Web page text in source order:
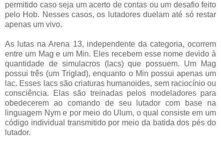
permitido caso seja um acerto de contas ou um desafio feito
pelo Hob. Nesses casos, os lutadores duelam até só restar
apenas um vivo.
As lutas na Arena 13, independente da categoria, ocorrem
entre um Mag e um Min. Eles recebem esse nome devido à
quantidade de simulacros (lacs) que possuem. Um Mag
possui três (um Triglad), enquanto o Min possui apenas um
lac. Esses lacs são criaturas humanoides, sem raciocínio ou
consciência. Elas são treinadas pelos modeladores para
obedecerem ao comando de seu lutador com base na
linguagem Nym e por meio do Ulum, o qual consiste em um
código individual transmitido por meio da batida dos pés do
lutador.